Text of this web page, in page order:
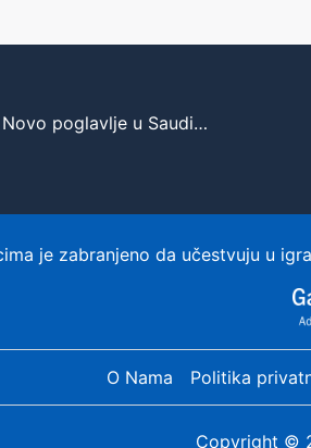
Mohamed Salah napušta Liverpool: Novo poglavlje u Saudijskoj Arabiji s Al-Ahli
je zabranjeno da učestvuju u
O Nama Politika
Copyright ©